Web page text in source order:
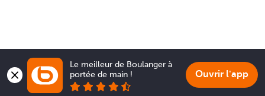
Le meilleur de Boulanger à
portée de main !
Ouvrir l'app